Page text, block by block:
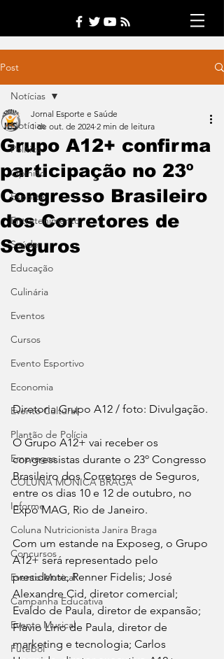
Post
Notícias
Política
Opinião
Esporte
Entretenimento
Saúde
Educação
Culinária
Eventos
Cursos
Evento Esportivo
Economia
Evento Cultural
Plantão de Polícia
Empregos
COLUNA MÔNICA BRAGA
Informe
Coluna Nutricionista Janira Braga
Concursos
Evento Musical
Campanha Educativa
Evento Musical
Futebol
Notícias
Grupo A12+ confirma
participação no 23º
Congresso Brasileiro
dos Corretores de
Seguros
Jornal Esporte e Saúde
1 de out. de 2024 2 min de leitura
Diretoria Grupo A12 / foto: Divulgação.
O Grupo A12+ vai receber os
congressistas durante o 23º Congresso
Brasileiro dos Corretores de Seguros,
entre os dias 10 e 12 de outubro, no
Expo MAG, Rio de Janeiro.
Com um estande na Exposeg, o Grupo
A12+ será representado pelo
presidente, Renner Fidelis; José
Alexandre Cid, diretor comercial;
Evaldo de Paula, diretor de expansão;
Flavio Lino de Paula, diretor de
marketing e tecnologia; Carlos